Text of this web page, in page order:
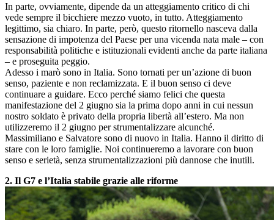
In parte, ovviamente, dipende da un atteggiamento critico di chi
vede sempre il bicchiere mezzo vuoto, in tutto. Atteggiamento
legittimo, sia chiaro. In parte, però, questo ritornello nasceva dalla
sensazione di impotenza del Paese per una vicenda nata male – con
responsabilità politiche e istituzionali evidenti anche da parte italiana
– e proseguita peggio.
Adesso i marò sono in Italia. Sono tornati per un’azione di buon
senso, paziente e non reclamizzata. E il buon senso ci deve
continuare a guidare. Ecco perché siamo felici che questa
manifestazione del 2 giugno sia la prima dopo anni in cui nessun
nostro soldato è privato della propria libertà all’estero. Ma non
utilizzeremo il 2 giugno per strumentalizzare alcunché.
Massimiliano e Salvatore sono di nuovo in Italia. Hanno il diritto di
stare con le loro famiglie. Noi continueremo a lavorare con buon
senso e serietà, senza strumentalizzazioni più dannose che inutili.
2. Il G7 e l’Italia stabile grazie alle riforme